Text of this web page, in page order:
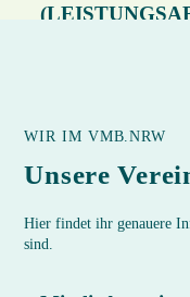
WIR IM VMB.NRW
Unsere
Hier findet ihr genauere
sind.